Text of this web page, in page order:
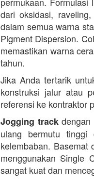
dari oksidasi,
dalam semua warna
Pigment Dispersion.
memastikan warna
tahun.
Jika Anda tertarik
konstruksi jalur atau
referensi ke kontraktor
Jogging trackdengan
ulang bermutu tinggi
kelembaban. Basemat
menggunakan Single
sangat kuat dan